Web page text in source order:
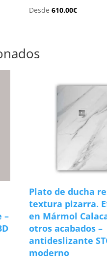
Desde610.00€
–
Plato de ducha
textura pizarra.
en Mármol
otros acabados –
antideslizante
moderno